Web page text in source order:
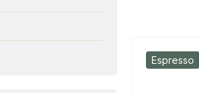
Espresso